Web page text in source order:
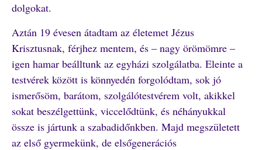
dolgokat.
Aztán 19 évesen átadtam az életemet Jézus
Krisztusnak, férjhez mentem, és – nagy örömömre –
igen hamar beálltunk az egyházi szolgálatba. Eleinte a
testvérek között is könnyedén forgolódtam, sok jó
ismerősöm, barátom, szolgálótestvérem volt, akikkel
sokat beszélgettünk, viccelődtünk, és néhányukkal
össze is jártunk a szabadidőnkben. Majd megszületett
az első gyermekünk, de elsőgenerációs